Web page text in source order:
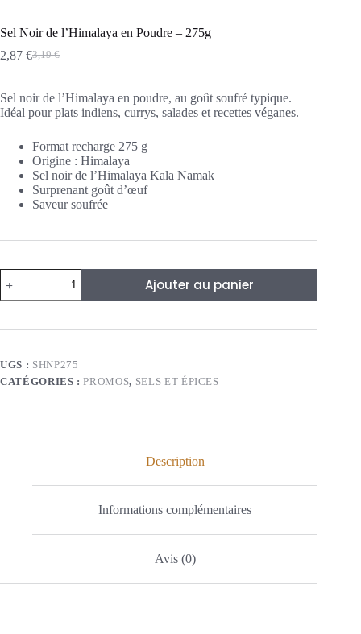
Sel Noir de l’Himalaya en Poudre – 275g
3,19€
Le
était :
3,19 €.
2,87 €Le
est :
2,87 €.
Sel noir de l’Himalaya en poudre, au goût soufré typique.
Idéal pour plats indiens, currys, salades et recettes véganes.
Format recharge 275 g
Origine : Himalaya
Sel noir de l’Himalaya Kala Namak
Surprenant goût d’œuf
Saveur soufrée
de
Sel
de
Poudre
-
Ajouter au panier
UGS : SHNP275
CATÉGORIES :PROMOS, SELS ET ÉPICES
Description
Informations complémentaires
Avis (0)